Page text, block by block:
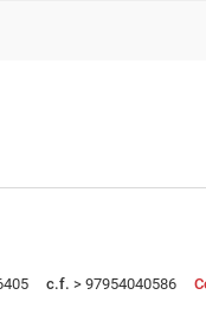
c.f. > 97954040586